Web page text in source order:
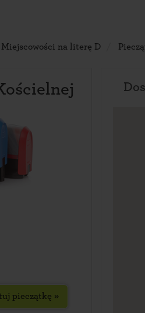
Miejscowości na literę D
pieczątkę »